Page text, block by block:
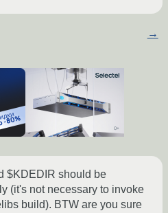
→
$KDEDIR should be
(it's not necessary to invoke
build). BTW are you sure